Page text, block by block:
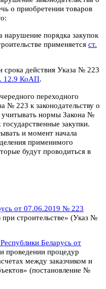
о приобретении товаров
нарушение порядка закупок
применяется ст.
срока действия Указа № 223
12.9 КоАП.
переходного
№ 223 к законодательству о
учитывать нормы Закона №
закупки.
и момент начала
применимого
будут проводиться в
от 07.06.2019 № 223
при строительстве» (Указ №
Беларусь от
проведении процедур
между заказчиком и
(постановление №